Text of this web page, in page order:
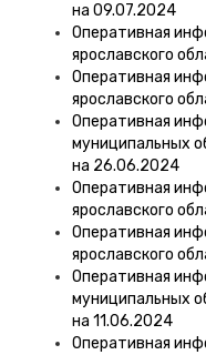
на 09.07.2024
Оперативная
ярославского
Оперативная
ярославского
Оперативная
муниципальных
на 26.06.2024
Оперативная
ярославского
Оперативная
ярославского
Оперативная
муниципальных
на 11.06.2024
Оперативная